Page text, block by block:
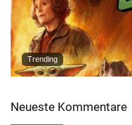
Trending
Neueste Kommentare